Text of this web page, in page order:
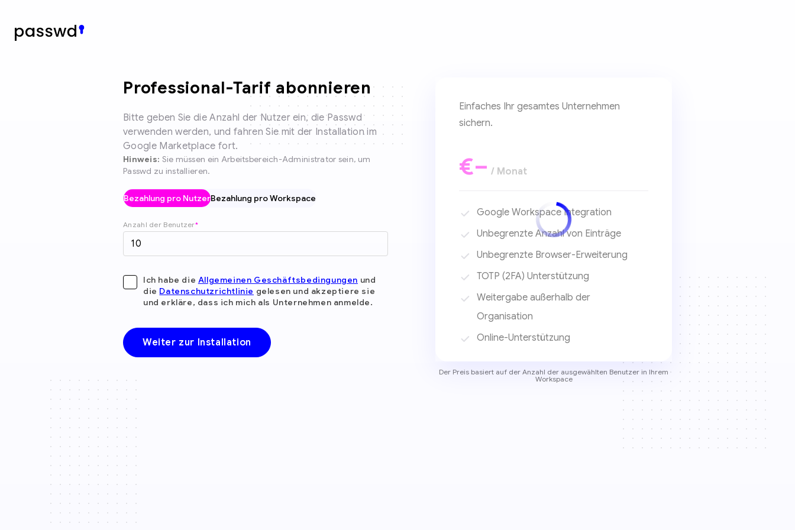
Professional-Tarif abonnieren
Bitte geben Sie die Anzahl der Nutzer ein, die Passwd
verwenden werden, und fahren Sie mit der Installation im
Google Marketplace fort.
Hinweis: Sie müssen ein Arbeitsbereich-Administrator sein, um
Passwd zu installieren.
Bezahlung pro NutzerBezahlung pro Workspace
Anzahl der Benutzer*
Ich habe die Allgemeinen Geschäftsbedingungen und
die Datenschutzrichtlinie gelesen und akzeptiere sie
und erkläre, dass ich mich als Unternehmen anmelde.
Weiter zur Installation
Einfaches Ihr gesamtes Unternehmen
sichern.
€– / Monat
Google Workspace Integration
Unbegrenzte Anzahl von Einträge
Unbegrenzte Browser-Erweiterung
TOTP (2FA) Unterstützung
Weitergabe außerhalb der
Organisation
Online-Unterstützung
Der Preis basiert auf der Anzahl der ausgewählten Benutzer in Ihrem
Workspace